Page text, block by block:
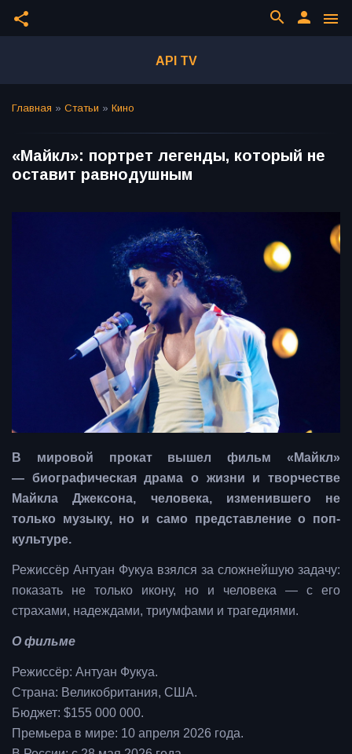
share menu
person
search
API TV
Главная » Статьи » Кино
«Майкл»: портрет легенды, который не
оставит равнодушным
В мировой прокат вышел фильм «Майкл»
— биографическая драма о жизни и творчестве
Майкла Джексона, человека, изменившего не
только музыку, но и само представление о поп-
культуре.
Режиссёр Антуан Фукуа взялся за сложнейшую задачу:
показать не только икону, но и человека — с его
страхами, надеждами, триумфами и трагедиями.
О фильме
Режиссёр: Антуан Фукуа.
Страна: Великобритания, США.
Бюджет: $155 000 000.
Премьера в мире: 10 апреля 2026 года.